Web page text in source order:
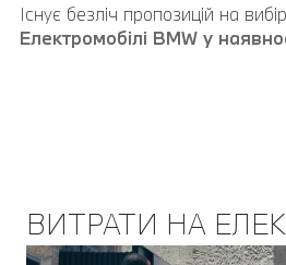
Існує безліч пропозицій на
Електромобілі BMW у
ВИТРАТИ НА